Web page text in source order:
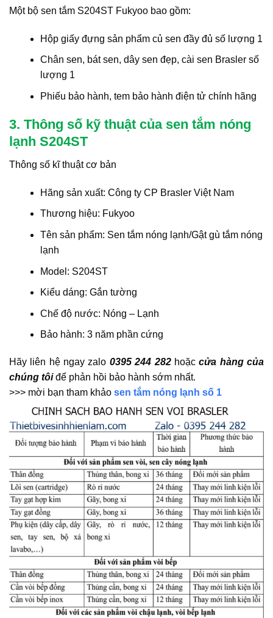
Một bộ sen tắm S204ST Fukyoo bao gồm:
Hộp giấy đựng sản phẩm củ sen đầy đủ số lượng 1
Chân sen, bát sen, dây sen đẹp, cài sen Brasler số
lượng 1
Phiếu bảo hành, tem bảo hành điện tử chính hãng
3. Thông số kỹ thuật của sen tắm nóng
lạnh S204ST
Thông số kĩ thuật cơ bản
Hãng sản xuất: Công ty CP Brasler Việt Nam
Thương hiệu: Fukyoo
Tên sản phẩm: Sen tắm nóng lạnh/Gật gù tắm nóng
lạnh
Model: S204ST
Kiểu dáng: Gắn tường
Chế độ nước: Nóng – Lạnh
Bảo hành: 3 năm phần cứng
Hãy liên hệ ngay zalo 0395 244 282hoặccửa hàng của
chúng tôiđể phản hồi bảo hành sớm nhất.
>>> mời bạn tham khảo sen tắm nóng lạnh số 1